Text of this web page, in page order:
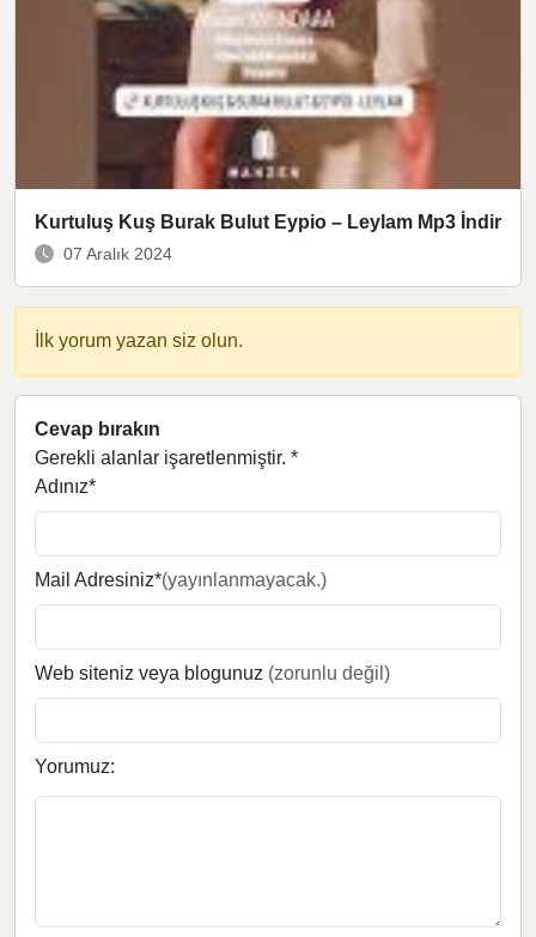
Kurtuluş Kuş Burak Bulut Eypio – Leylam Mp3 İndir
07 Aralık 2024
İlk yorum yazan siz olun.
Cevap bırakın
Gerekli alanlar işaretlenmiştir. *
Adınız*
Mail Adresiniz*(yayınlanmayacak.)
Web siteniz veya blogunuz (zorunlu değil)
Yorumuz: